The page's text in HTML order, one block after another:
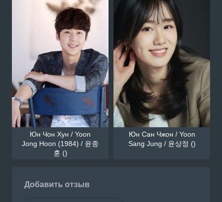
Юн Чон Хун / Yoon
Jong Hoon (1984) / 윤종
훈 ()
Юн Сан Чжон / Yoon
Sang Jung / 윤상정 ()
Добавить отзыв